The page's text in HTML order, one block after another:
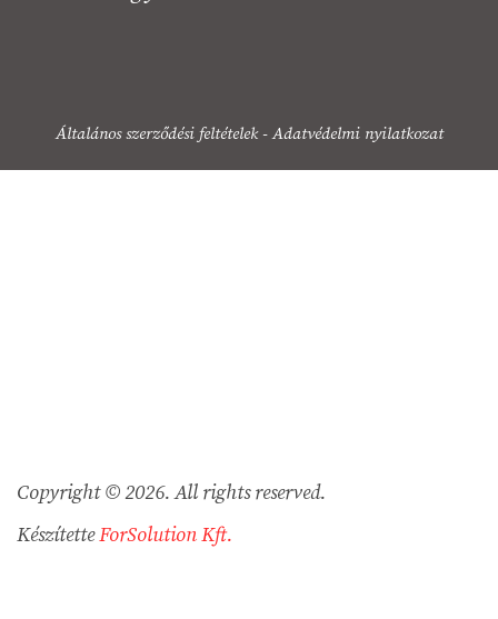
Általános szerződési feltételek-Adatvédelmi nyilatkozat
Copyright © 2026. All rights reserved.
KészítetteForSolution Kft.